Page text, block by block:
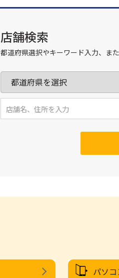
店舗検索
都道府県選択やキーワード入力、ま
パソ